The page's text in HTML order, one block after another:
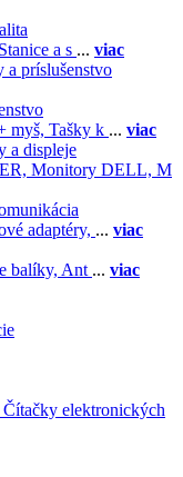
Stanice a s ... viac
a príslušenstvo
myš, Tašky k ... viac
a displeje
Monitory DELL, M
adaptéry, ... viac
balíky, Ant ... viac
Čítačky elektronických